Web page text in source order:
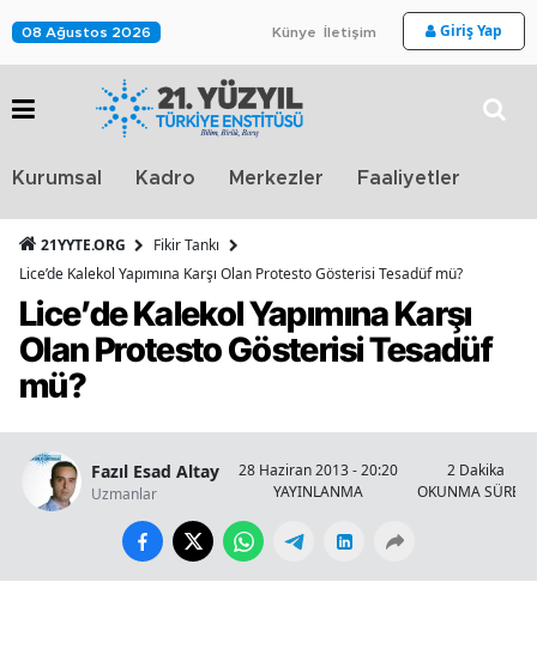
08 Ağustos 2026 Künye İletişim Giriş Yap
Kurumsal Kadro Merkezler Faaliyetler
21YYTE.ORG
Fikir Tankı
Lice’de Kalekol Yapımına Karşı Olan Protesto Gösterisi Tesadüf mü?
Lice’de Kalekol Yapımına Karşı
Olan Protesto Gösterisi Tesadüf
mü?
Fazıl Esad Altay
Uzmanlar
28 Haziran 2013 - 20:20
YAYINLANMA
2 Dakika
OKUNMA SÜRESİ